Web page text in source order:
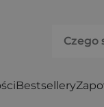
Bestsellery